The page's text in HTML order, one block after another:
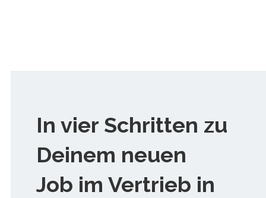
In vier Schritten zu
Deinem neuen
Job im Vertrieb in